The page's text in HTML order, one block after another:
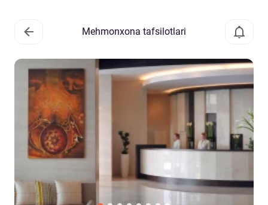
Mehmonxona tafsilotlari